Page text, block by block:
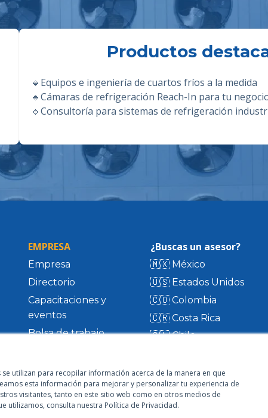
utilizan para recopilar información acerca de la manera en que
esta información para mejorar y personalizar tu experiencia de
visitantes, tanto en este sitio web como en otros medios de
utilizamos, consulta nuestra Política de Privacidad.
Productos
🔹 Equipos e ingeniería de cuartos fríos a la medida
🔹Cámaras de refrigeración Reach-In para tu
🔹Consultoría para sistemas de refrigeración
EMPRESA
Empresa
Directorio
Capacitaciones y
eventos
Bolsa de trabajo
¿Buscas un asesor?
🇲🇽 México
🇺🇸 Estados Unidos
🇨🇴 Colombia
🇨🇷 Costa Rica
🇨🇱 Chile
🇬🇹 Guatemala
Visita nuestro